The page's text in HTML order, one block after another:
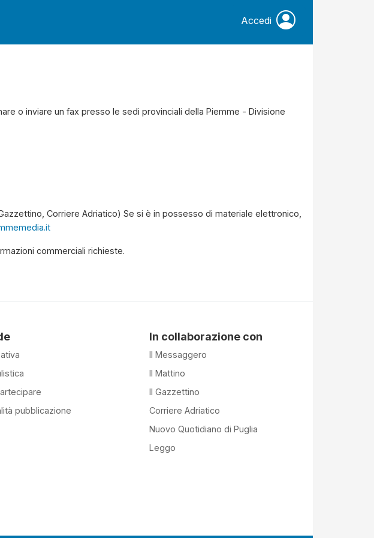
Accedi
o inviare un fax presso le sedi provinciali della Piemme - Divisione
Corriere Adriatico) Se si è in possesso di materiale elettronico,
commerciali richieste.
pubblicazione
In collaborazione con
Il Messaggero
Il Mattino
Il Gazzettino
Corriere Adriatico
Nuovo Quotidiano di Puglia
Leggo